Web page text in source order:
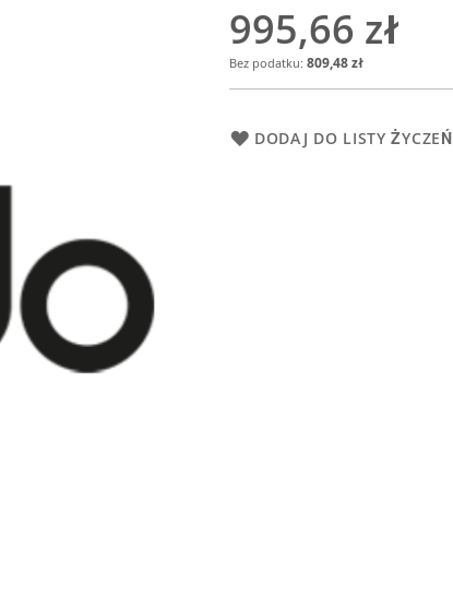
995,66 zł
809,48 zł
DODAJ DO LISTY ŻYCZEŃ